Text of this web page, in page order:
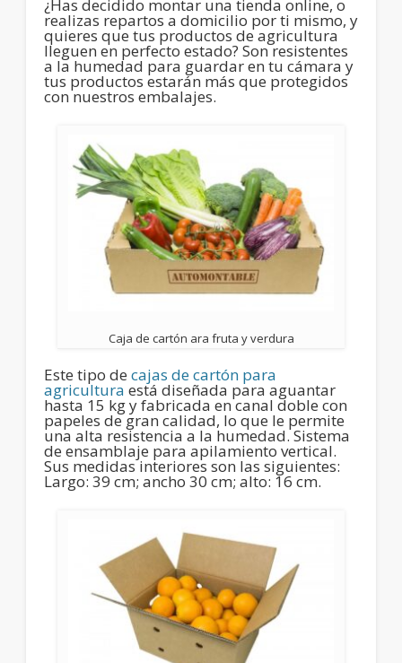
¿Has decidido montar una tienda online, o
realizas repartos a domicilio por ti mismo, y
quieres que tus productos de agricultura
lleguen en perfecto estado? Son resistentes
a la humedad para guardar en tu cámara y
tus productos estarán más que protegidos
con nuestros embalajes.
Caja de cartón ara fruta y verdura
Este tipo de cajas de cartón para
agricultura está diseñada para aguantar
hasta 15 kg y fabricada en canal doble con
papeles de gran calidad, lo que le permite
una alta resistencia a la humedad. Sistema
de ensamblaje para apilamiento vertical.
Sus medidas interiores son las siguientes:
Largo: 39 cm; ancho 30 cm; alto: 16 cm.